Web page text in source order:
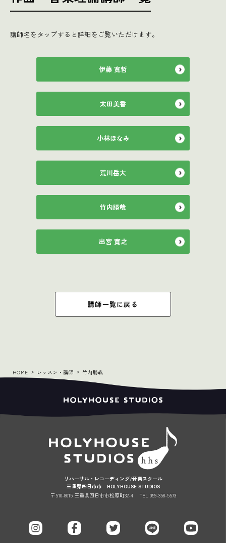
講師名をタップすると詳細をご覧いただけます。
伊藤 寛哲
太田美香
小林ほなみ
荒川岳大
竹内勝哉
出宮 寛之
講師一覧に戻る
HOME レッスン・講師 竹内勝哉
リハーサル・レコーディング/音楽スクール
三重県四日市市 HOLYHOUSE STUDIOS
〒510-8015 三重県四日市市松原町32-4
TEL 059-358-5573